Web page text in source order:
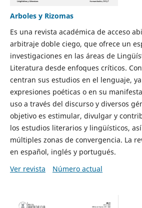
Arboles y Rizomas
Es una revista académica de acceso
arbitraje doble ciego, que ofrece un
investigaciones en las áreas de
Literatura desde enfoques críticos.
centran sus estudios en el lenguaje,
expresiones poéticas o en su
uso a través del discurso y diversos
objetivo es estimular, divulgar y
los estudios literarios y lingüísticos,
múltiples zonas de convergencia. La
en español, inglés y portugués.
Ver revista
Número actual